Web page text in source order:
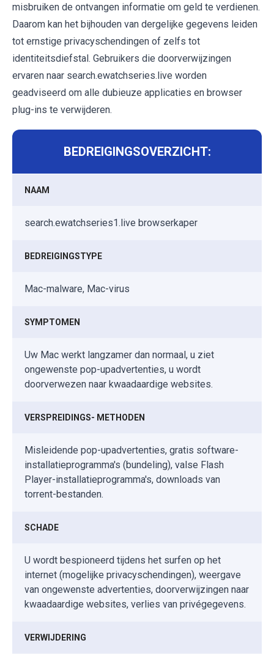
misbruiken de ontvangen informatie om geld te verdienen.
Daarom kan het bijhouden van dergelijke gegevens leiden
tot ernstige privacyschendingen of zelfs tot
identiteitsdiefstal. Gebruikers die doorverwijzingen
ervaren naar search.ewatchseries.live worden
geadviseerd om alle dubieuze applicaties en browser
plug-ins te verwijderen.
BEDREIGINGSOVERZICHT:
NAAM
search.ewatchseries1.live browserkaper
BEDREIGINGSTYPE
Mac-malware, Mac-virus
SYMPTOMEN
Uw Mac werkt langzamer dan normaal, u ziet
ongewenste pop-upadvertenties, u wordt
doorverwezen naar kwaadaardige websites.
VERSPREIDINGS- METHODEN
Misleidende pop-upadvertenties, gratis software-
installatieprogramma's (bundeling), valse Flash
Player-installatieprogramma's, downloads van
torrent-bestanden.
SCHADE
U wordt bespioneerd tijdens het surfen op het
internet (mogelijke privacyschendingen), weergave
van ongewenste advertenties, doorverwijzingen naar
kwaadaardige websites, verlies van privégegevens.
VERWIJDERING